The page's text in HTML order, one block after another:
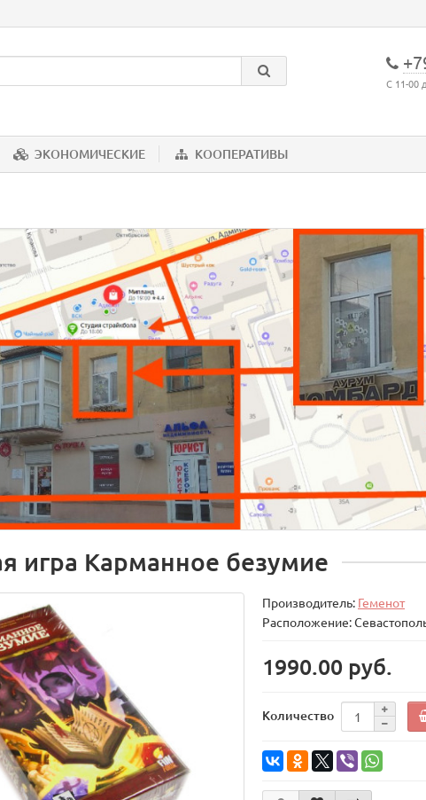
С 11-00
ЭКОНОМИЧЕСКИЕ КООПЕРАТИВЫ
игра Карманное безумие
Производитель: Геменот
Расположение:
1990.00 руб.
Количество